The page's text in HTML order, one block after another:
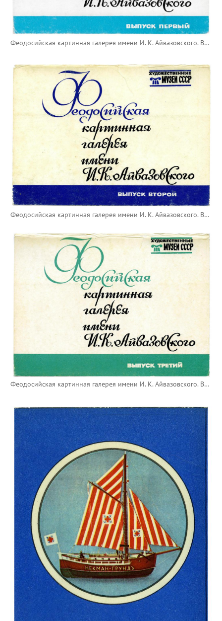
Феодосийская картинная галерея имени И. К. Айвазовского. Выпуск первый
Феодосийская картинная галерея имени И. К. Айвазовского. Выпуск второй
Феодосийская картинная галерея имени И. К. Айвазовского. Выпуск третий